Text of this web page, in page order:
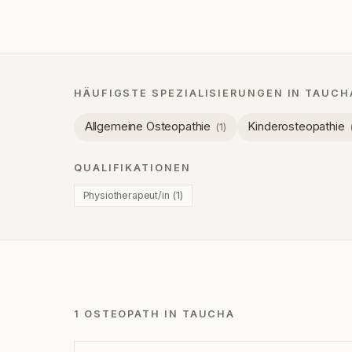
HÄUFIGSTE SPEZIALISIERUNGEN IN
Allgemeine Osteopathie (1) Kinderosteopathie
QUALIFIKATIONEN
Physiotherapeut/in (1)
1 OSTEOPATH IN TAUCHA